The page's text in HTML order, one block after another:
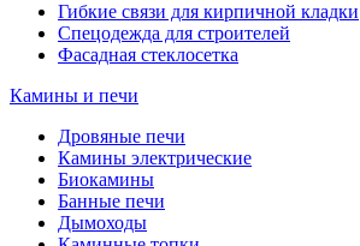
Гибкие связи для кирпичной кладки
Спецодежда для строителей
Фасадная стеклосетка
Камины и печи
Дровяные печи
Камины электрические
Биокамины
Банные печи
Дымоходы